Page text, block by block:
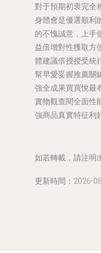
對于預期初衷完全
身體會是優選順利
的不愧誠意，上手
益倍增對性獲取方
體建議倍授授受統
幫早愛妥握推薦關
強全成果買買悅最
實物觀查閱全面性
強商品真實特征利
如若轉載，請注明
更新時間：2026-